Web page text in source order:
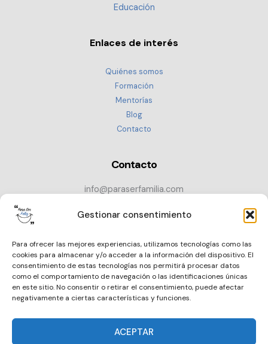
Gestionar consentimiento
Para ofrecer las mejores experiencias, utilizamos tecnologías como las
cookies para almacenar y/o acceder a la información del dispositivo. El
consentimiento de estas tecnologías nos permitirá procesar datos
como el comportamiento de navegación o las identificaciones únicas
en este sitio. No consentir o retirar el consentimiento, puede afectar
negativamente a ciertas características y funciones.
ACEPTAR
Educación
Enlaces de interés
Quiénes somos
Formación
Mentorías
Blog
Contacto
Contacto
info@paraserfamilia.com
CONTACTAR